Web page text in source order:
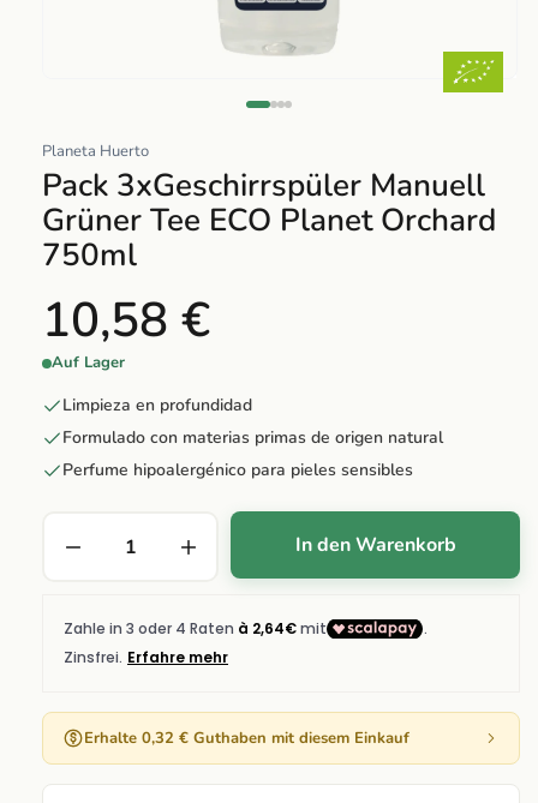
multimedia
1
en
una
ventana
Planeta Huerto
Pack 3xGeschirrspüler Manuell
Grüner Tee ECO Planet Orchard
750ml
10,58 €
Auf Lager
Limpieza en profundidad
Formulado con materias primas de origen natural
Perfume hipoalergénico para pieles sensibles
In den Warenkorb
Erhalte 0,32 € Guthaben mit diesem Einkauf